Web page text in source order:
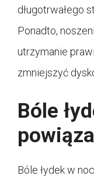
długotrwałego
Ponadto,
utrzymanie
zmniejszyć
Bóle
Bóle łydek w